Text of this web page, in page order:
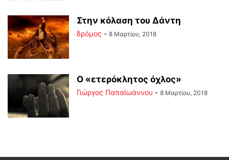
Στην κόλαση του Δάντη
δρόμος - 8 Μαρτίου, 2018
Ο «ετερόκλητος όχλος»
Γιώργος Παπαϊωάννου - 8 Μαρτίου, 2018